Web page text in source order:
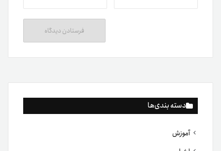
دسته بندی‌ها
آموزش